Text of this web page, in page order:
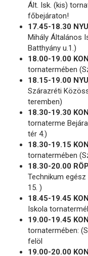
Ált. Isk. (kis)
főbejáraton!
17.45-18.30
Mihály Általános
Batthyány u.1.)
18.00-19.00
tornatermében
18.15-19.00
Szárazréti
teremben)
18.30-19.30
tornaterme
tér 4.)
18.30-19.15
tornatermében
18.30-20.00
Technikum
15. )
18.45-19.45
Iskola
19.00-19.45
tornatermében:
felöl
19.00-20.00